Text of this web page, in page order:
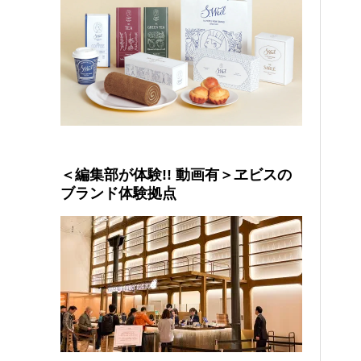
＜編集部が体験!! 動画有＞ヱビスの
ブランド体験拠点